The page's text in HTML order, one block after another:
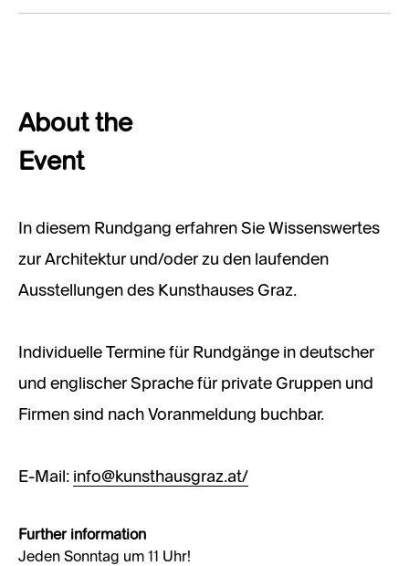
About the
Event
In diesem Rundgang erfahren Sie Wissenswertes
zur Architektur und/oder zu den laufenden
Ausstellungen des Kunsthauses Graz.
Individuelle Termine für Rundgänge in deutscher
und englischer Sprache für private Gruppen und
Firmen sind nach Voranmeldung buchbar.
E-Mail: info@kunsthausgraz.at/
Further information
Jeden Sonntag um 11 Uhr!